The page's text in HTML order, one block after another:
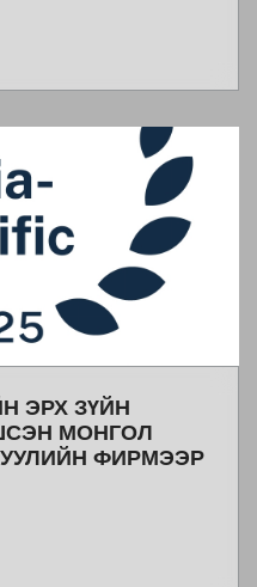
ЭРХ ЗҮЙН
МОНГОЛ
ФИРМЭЭР